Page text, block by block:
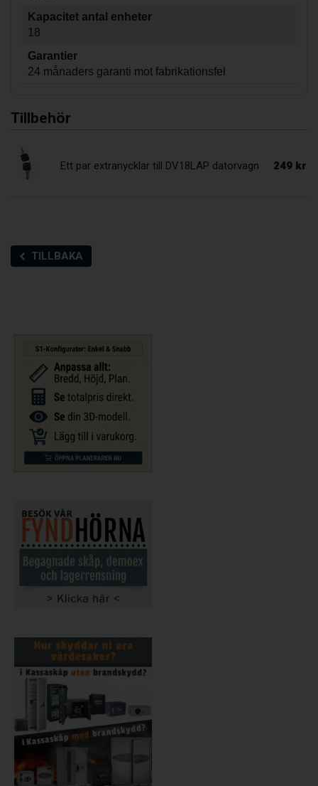
Kapacitet antal enheter
18
Garantier
24 månaders garanti mot fabrikationsfel
Tillbehör
Ett par extranycklar till DV18LAP datorvagn 249 kr
TILLBAKA